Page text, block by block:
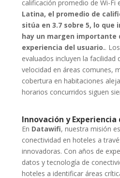
calificación promedio de Wi-Fi
Latina, el promedio de
sitúa en 3.7 sobre 5, lo que
hay un margen importante
experiencia del usuario..
evaluados incluyen la facilidad
velocidad en áreas comunes,
cobertura en habitaciones
horarios concurridos siguen
Innovación y
En Datawifi, nuestra misión
conectividad en hoteles a
innovadoras. Con años de
datos y tecnología de
hoteles a identificar áreas